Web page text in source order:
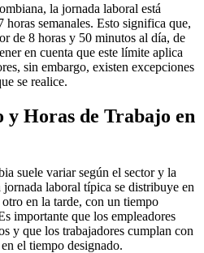
la jornada laboral está
semanales. Esto significa que,
de 8 horas y 50 minutos al día, de
en cuenta que este límite aplica
sin embargo, existen excepciones
se realice.
Horas de Trabajo en
suele variar según el sector y la
laboral típica se distribuye en
en la tarde, con un tiempo
importante que los empleadores
y que los trabajadores cumplan con
el tiempo designado.